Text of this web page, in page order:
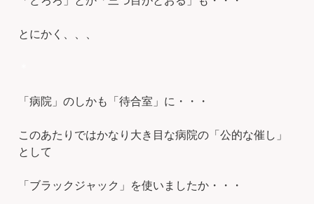
とにかく、、、
「病院」のしかも「待合室」に・・・
このあたりではかなり大き目な病院の「公的な催し」
として
「ブラックジャック」を使いましたか・・・